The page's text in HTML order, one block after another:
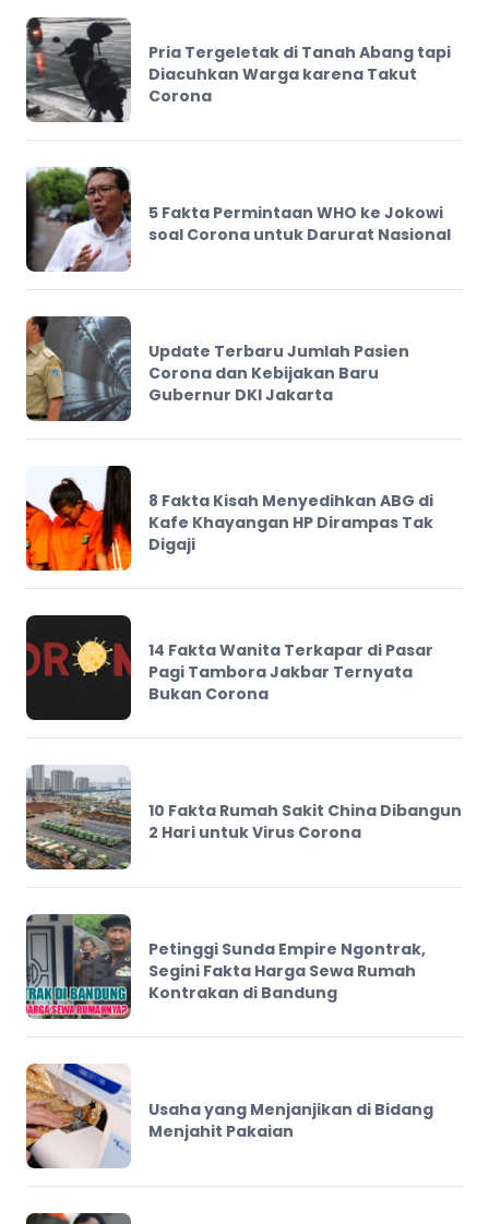
Pria Tergeletak di Tanah Abang tapi
Diacuhkan Warga karena Takut
Corona
5 Fakta Permintaan WHO ke Jokowi
soal Corona untuk Darurat Nasional
Update Terbaru Jumlah Pasien
Corona dan Kebijakan Baru
Gubernur DKI Jakarta
8 Fakta Kisah Menyedihkan ABG di
Kafe Khayangan HP Dirampas Tak
Digaji
14 Fakta Wanita Terkapar di Pasar
Pagi Tambora Jakbar Ternyata
Bukan Corona
10 Fakta Rumah Sakit China Dibangun
2 Hari untuk Virus Corona
Petinggi Sunda Empire Ngontrak,
Segini Fakta Harga Sewa Rumah
Kontrakan di Bandung
Usaha yang Menjanjikan di Bidang
Menjahit Pakaian